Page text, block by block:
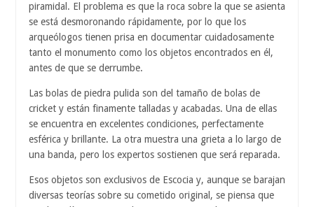
piramidal. El problema es que la roca sobre la que se asienta
se está desmoronando rápidamente, por lo que los
arqueólogos tienen prisa en documentar cuidadosamente
tanto el monumento como los objetos encontrados en él,
antes de que se derrumbe.
Las bolas de piedra pulida son del tamaño de bolas de
cricket y están finamente talladas y acabadas. Una de ellas
se encuentra en excelentes condiciones, perfectamente
esférica y brillante. La otra muestra una grieta a lo largo de
una banda, pero los expertos sostienen que será reparada.
Esos objetos son exclusivos de Escocia y, aunque se barajan
diversas teorías sobre su cometido original, se piensa que